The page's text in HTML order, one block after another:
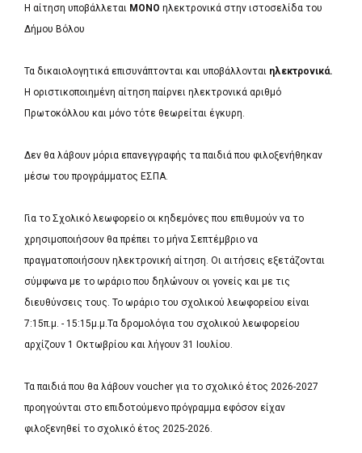
Η αίτηση υποβάλλεται ΜΟΝΟ ηλεκτρονικά στην ιστοσελίδα του
Δήμου Βόλου
Τα δικαιολογητικά επισυνάπτονται και υποβάλλονται ηλεκτρονικά.
Η οριστικοποιημένη αίτηση παίρνει ηλεκτρονικά αριθμό
Πρωτοκόλλου και μόνο τότε θεωρείται έγκυρη.
Δεν θα λάβουν μόρια επανεγγραφής τα παιδιά που φιλοξενήθηκαν
μέσω του προγράμματος ΕΣΠΑ.
Για το Σχολικό λεωφορείο οι κηδεμόνες που επιθυμούν να το
χρησιμοποιήσουν θα πρέπει το μήνα Σεπτέμβριο να
πραγματοποιήσουν ηλεκτρονική αίτηση. Οι αιτήσεις εξετάζονται
σύμφωνα με το ωράριο που δηλώνουν οι γονείς και με τις
διευθύνσεις τους. Το ωράριο του σχολικού λεωφορείου είναι
7:15π.μ. - 15:15μ.μ.Τα δρομολόγια του σχολικού λεωφορείου
αρχίζουν 1 Οκτωβρίου και λήγουν 31 Ιουλίου.
Τα παιδιά που θα λάβουν voucher για το σχολικό έτος 2026-2027
προηγούνται στο επιδοτούμενο πρόγραμμα εφόσον είχαν
φιλοξενηθεί το σχολικό έτος 2025-2026.